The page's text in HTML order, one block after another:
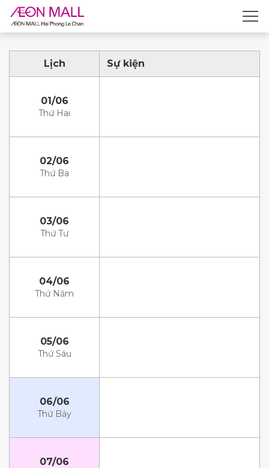
Lịch Sự kiện
01/06
Thứ Hai
02/06
Thứ Ba
03/06
Thứ Tư
04/06
Thứ Năm
05/06
Thứ Sáu
06/06
Thứ Bảy
07/06